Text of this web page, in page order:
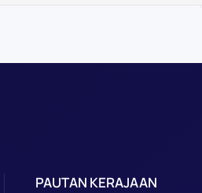
PAUTAN KERAJAAN